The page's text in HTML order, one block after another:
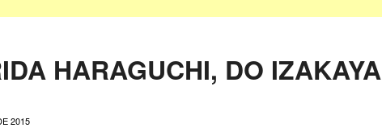
HARAGUCHI, DO IZAKAYA
2015